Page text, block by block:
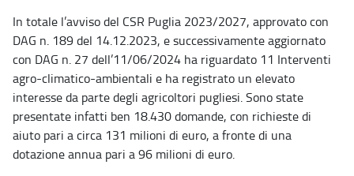
In totale l’avviso del CSR Puglia 2023/2027, approvato con
DAG n. 189 del 14.12.2023, e successivamente aggiornato
con DAG n. 27 dell’11/06/2024 ha riguardato 11 Interventi
agro-climatico-ambientali e ha registrato un elevato
interesse da parte degli agricoltori pugliesi. Sono state
presentate infatti ben 18.430 domande, con richieste di
aiuto pari a circa 131 milioni di euro, a fronte di una
dotazione annua pari a 96 milioni di euro.